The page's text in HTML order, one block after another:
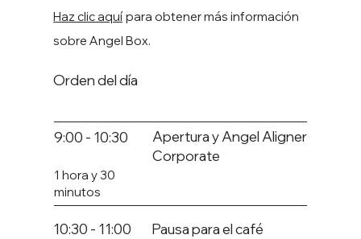
Haz clic aquí para obtener más información
sobre Angel Box.
Orden del día
9:00 - 10:30
Apertura y Angel Aligner
Corporate
1 hora y 30
minutos
10:30 - 11:00 Pausa para el café